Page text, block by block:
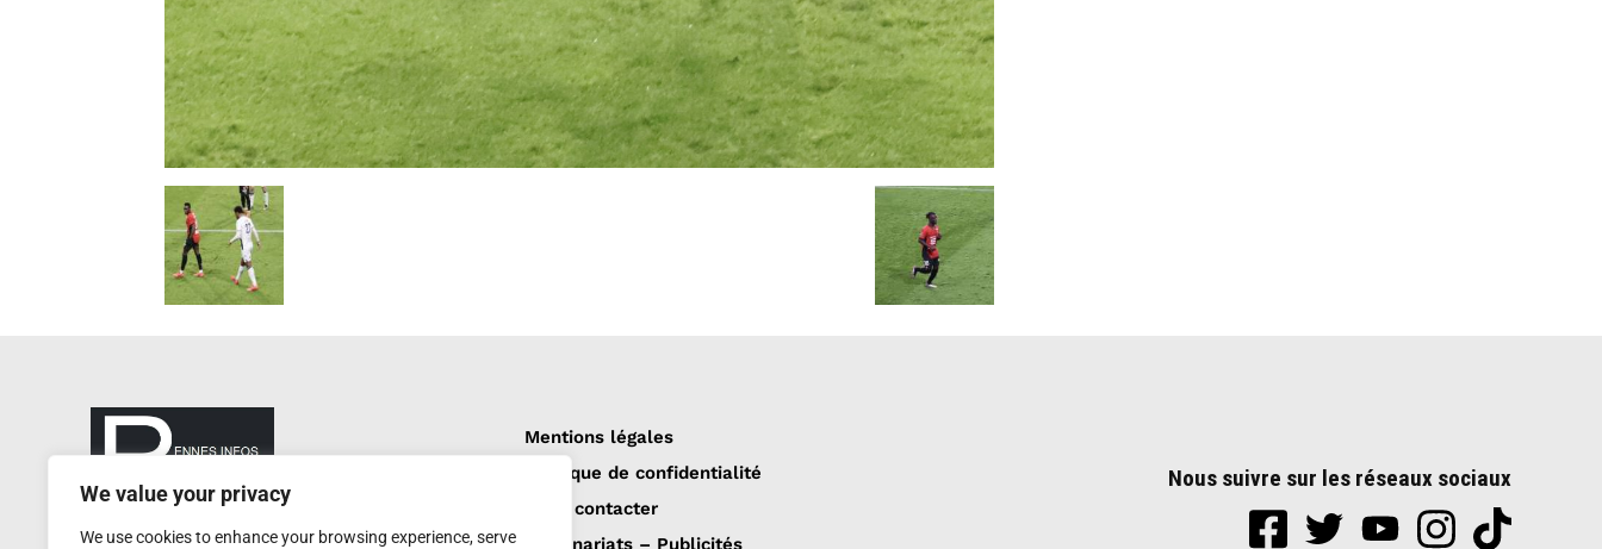
We value your privacy
We use cookies to enhance your browsing experience, serve
rennesinfosautrement@gmail.com
Mentions légales
Politique de confidentialité
Nous contacter
Partenariats – Publicités
Nous suivre sur les réseaux sociaux